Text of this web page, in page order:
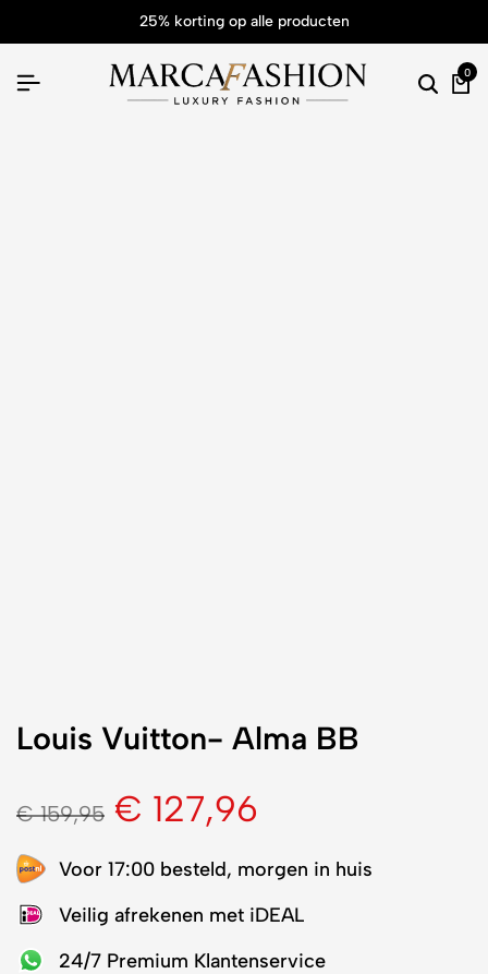
25% korting op alle producten
0
Louis Vuitton- Alma BB
€159,95 € 127,96
Voor 17:00 besteld, morgen in huis
Veilig afrekenen met iDEAL
24/7 Premium Klantenservice